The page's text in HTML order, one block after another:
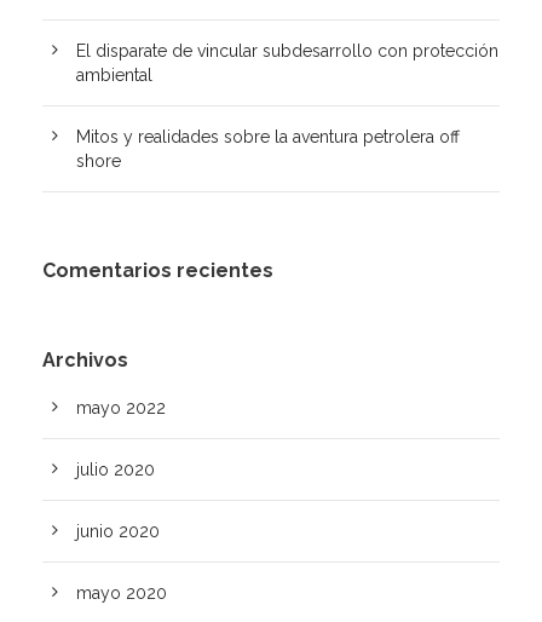
El disparate de vincular subdesarrollo con protección
ambiental
Mitos y realidades sobre la aventura petrolera off
shore
Comentarios recientes
Archivos
mayo 2022
julio 2020
junio 2020
mayo 2020